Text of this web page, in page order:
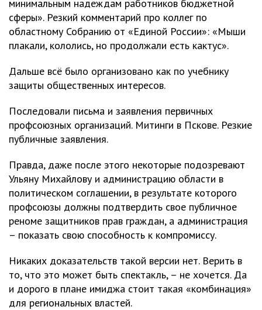
минимальным надеждам работников бюджетной
сферы». Резкий комментарий про коллег по
областному Собранию от «Единой России»: «Мыши
плакали, кололись, но продолжали есть кактус».
Дальше всё было организовано как по учебнику
защиты общественных интересов.
Последовали письма и заявления первичных
профсоюзных организаций. Митинги в Пскове. Резкие
публичные заявления.
Правда, даже после этого некоторые подозревают
Ульяну Михайлову и администрацию области в
политическом соглашении, в результате которого
профсоюзы должны подтвердить свое публичное
реноме защитников прав граждан, а администрация
– показать свою способность к компромиссу.
Никаких доказательств такой версии нет. Верить в
то, что это может быть спектакль, – не хочется. Да
и дорого в плане имиджа стоит такая «комбинация»
для региональных властей.